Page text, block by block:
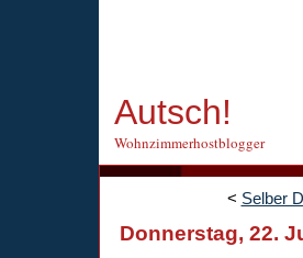
Autsch!
Wohnzimmerhostblogger
< Selber
Donnerstag, 22.